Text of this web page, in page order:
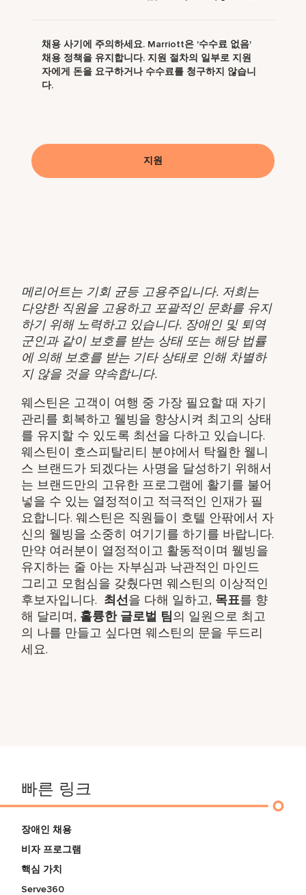
메리어트는 기회 균등 고용주입니다. 저희는
다양한 직원을 고용하고 포괄적인 문화를 유지
하기 위해 노력하고 있습니다. 장애인 및 퇴역
군인과 같이 보호를 받는 상태 또는 해당 법률
에 의해 보호를 받는 기타 상태로 인해 차별하
지 않을 것을 약속합니다.
웨스틴은 고객이 여행 중 가장 필요할 때 자기
관리를 회복하고 웰빙을 향상시켜 최고의 상태
를 유지할 수 있도록 최선을 다하고 있습니다.
웨스틴이 호스피탈리티 분야에서 탁월한 웰니
스 브랜드가 되겠다는 사명을 달성하기 위해서
는 브랜드만의 고유한 프로그램에 활기를 불어
넣을 수 있는 열정적이고 적극적인 인재가 필
요합니다. 웨스틴은 직원들이 호텔 안팎에서 자
신의 웰빙을 소중히 여기기를 하기를 바랍니다.
만약 여러분이 열정적이고 활동적이며 웰빙을
유지하는 줄 아는 자부심과 낙관적인 마인드
그리고 모험심을 갖췄다면 웨스틴의 이상적인
후보자입니다. ​ 최선을 다해 일하고, 목표를 향
해 달리며, 훌륭한 글로벌 팀의 일원으로 최고
의 나를 만들고 싶다면 웨스틴의 문을 두드리
세요.
채용 사기에 주의하세요. Marriott은 '수수료 없음'
채용 정책을 유지합니다. 지원 절차의 일부로 지원
자에게 돈을 요구하거나 수수료를 청구하지 않습니
다.
지원
빠른 링크
장애인 채용
비자 프로그램
핵심 가치
Serve360